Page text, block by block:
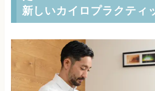
新しいカイロプラクティ